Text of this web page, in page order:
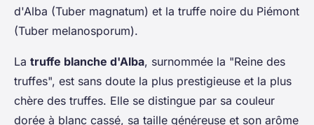
d'Alba (Tuber magnatum) et la truffe noire du Piémont
(Tuber melanosporum).
La truffe blanche d'Alba, surnommée la "Reine des
truffes", est sans doute la plus prestigieuse et la plus
chère des truffes. Elle se distingue par sa couleur
dorée à blanc cassé, sa taille généreuse et son arôme